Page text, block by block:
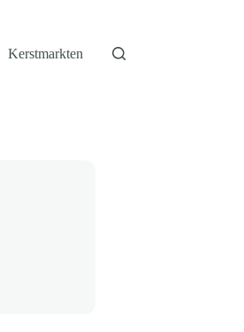
Kerstmarkten